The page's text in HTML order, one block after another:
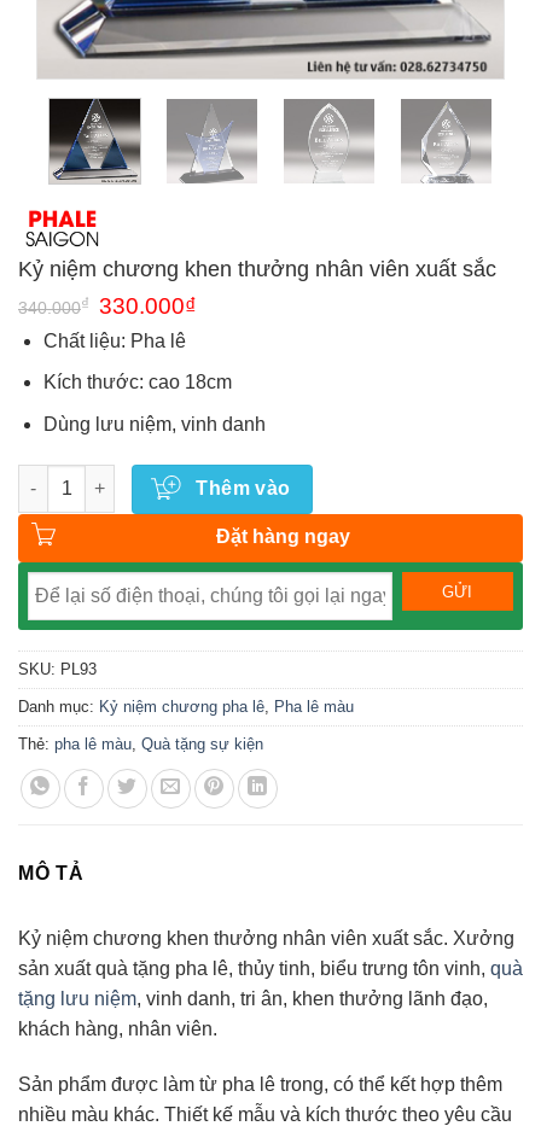
Kỷ niệm chương khen thưởng nhân viên xuất sắc
340.000₫
Giá
gốc
là:
340.000₫.
330.000₫
Chất liệu: Pha lê
Kích thước: cao 18cm
Dùng lưu niệm, vinh danh
Số lượng
Thêm vào
Đặt hàng ngay
SKU: PL93
Danh mục: Kỷ niệm chương pha lê Pha lê màu
Thẻ: pha lê màu Quà tặng sự kiện
MÔ TẢ
Kỷ niệm chương khen thưởng nhân viên xuất sắc. Xưởng
sản xuất quà tặng pha lê, thủy tinh, biểu trưng tôn vinh, quà
tặng lưu niệm, vinh danh, tri ân, khen thưởng lãnh đạo,
khách hàng, nhân viên.
Sản phẩm được làm từ pha lê trong, có thể kết hợp thêm
nhiều màu khác. Thiết kế mẫu và kích thước theo yêu cầu